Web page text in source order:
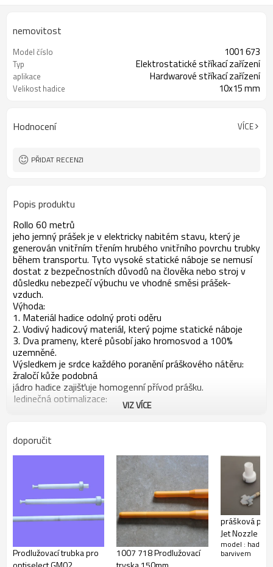
nemovitost
Model číslo 1001 673
Typ Elektrostatické stříkací zařízení
aplikace Hardwarové stříkací zařízení
Velikost hadice 10x15 mm
Hodnocení VÍCE
PŘIDAT RECENZI
Popis produktu
Rollo 60 metrů
jeho jemný prášek je v elektricky nabitém stavu, který je
generován vnitřním třením hrubého vnitřního povrchu trubky
během transportu. Tyto vysoké statické náboje se nemusí
dostat z bezpečnostních důvodů na člověka nebo stroj v
důsledku nebezpečí výbuchu ve vhodné směsi prášek-
vzduch.
Výhoda:
1. Materiál hadice odolný proti oděru
2. Vodivý hadicový materiál, který pojme statické náboje
3. Dva prameny, které působí jako hromosvod a 100%
uzemněné.
Výsledkem je srdce každého poranění práškového nátěru:
žraločí kůže podobná
jádro hadice zajišťuje homogenní přívod prášku.
Jedinečná optimalizace:
Pro spojení vlastností těchto tří komponent v produktu je
EXITFLEX byla rozsáhle testována a osvědčila se 100krát.
Po dlouhodobých pokusech vedly optimalizace k
optimálnímu výstupu prášku a vysoké odolnosti proti
Když jsou práškové barvy neseny proudem vzduchu, dochází
k elektrostatickému nabíjení. Normálně je tento náboj
odebírán uzemněním. U plastových hadic není toto možné.
Pro zmírnění této situace má nová prášková hadice
elektricky vodivý uhlíkový pás, který rozptýlí třecí náboj.
Uzemněná prášková hadice je uzemněna vnějším nebo
vnitřním uzemňovacím kontaktem např. Uzemněním
VIZ VÍCE
doporučit
Prodlužovací trubka pro
1007 718 Prodlužovací
prášková
Jet Nozzle
model : hadice
barvivem